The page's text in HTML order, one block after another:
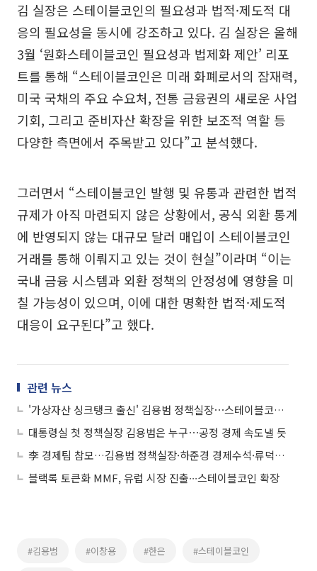
김 실장은 스테이블코인의 필요성과 법적·제도적 대
응의 필요성을 동시에 강조하고 있다. 김 실장은 올해
3월 ‘원화스테이블코인 필요성과 법제화 제안’ 리포
트를 통해 “스테이블코인은 미래 화폐로서의 잠재력,
미국 국채의 주요 수요처, 전통 금융권의 새로운 사업
기회, 그리고 준비자산 확장을 위한 보조적 역할 등
다양한 측면에서 주목받고 있다”고 분석했다.
그러면서 “스테이블코인 발행 및 유통과 관련한 법적
규제가 아직 마련되지 않은 상황에서, 공식 외환 통계
에 반영되지 않는 대규모 달러 매입이 스테이블코인
거래를 통해 이뤄지고 있는 것이 현실”이라며 “이는
국내 금융 시스템과 외환 정책의 안정성에 영향을 미
칠 가능성이 있으며, 이에 대한 명확한 법적·제도적
대응이 요구된다”고 했다.
관련 뉴스
'가상자산 싱크탱크 출신' 김용범 정책실장⋯스테이블코인·현물ETF 정책 탄력 기대
대통령실 첫 정책실장 김용범은 누구⋯공정 경제 속도낼 듯
李 경제팀 참모…김용범 정책실장·하준경 경제수석·류덕현 재정보좌관 인선
블랙록 토큰화 MMF, 유럽 시장 진출∙∙∙스테이블코인 확장
#김용범 #이창용 #한은 #스테이블코인